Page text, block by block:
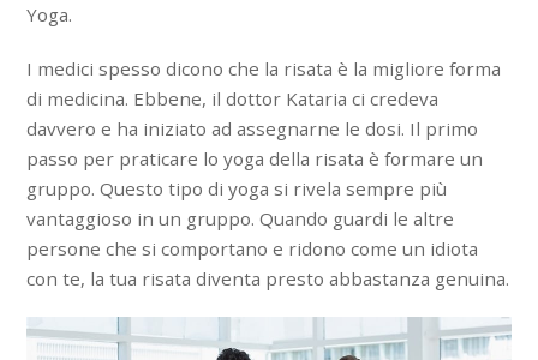
Yoga.
I medici spesso dicono che la risata è la migliore forma
di medicina. Ebbene, il dottor Kataria ci credeva
davvero e ha iniziato ad assegnarne le dosi. Il primo
passo per praticare lo yoga della risata è formare un
gruppo. Questo tipo di yoga si rivela sempre più
vantaggioso in un gruppo. Quando guardi le altre
persone che si comportano e ridono come un idiota
con te, la tua risata diventa presto abbastanza genuina.